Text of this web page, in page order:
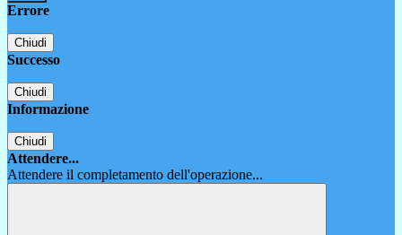
Errore
Chiudi
Successo
Chiudi
Informazione
Chiudi
Attendere...
Attendere il completamento dell'operazione...